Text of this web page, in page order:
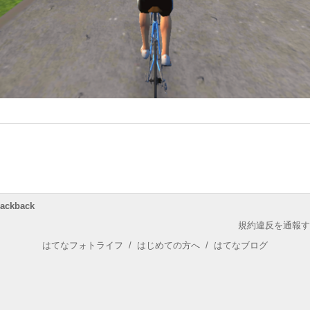
規約違反を通報
はてなフォトライフ / はじめての方へ / はてなブログ